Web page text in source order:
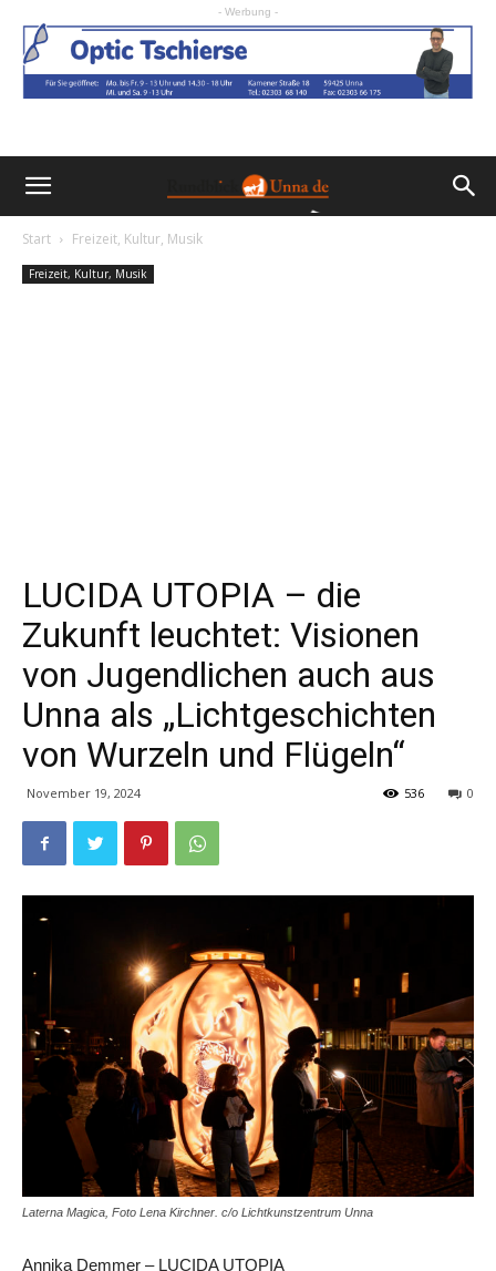
- Werbung -
Start Freizeit, Kultur, Musik
Freizeit, Kultur, Musik
LUCIDA UTOPIA – die
Zukunft leuchtet: Visionen
von Jugendlichen auch aus
Unna als „Lichtgeschichten
von Wurzeln und Flügeln“
November 19, 2024 0
536
Laterna Magica, Foto Lena Kirchner. c/o Lichtkunstzentrum Unna
Annika Demmer – LUCIDA UTOPIA